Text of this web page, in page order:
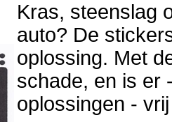
Kras, steenslag
auto? De
oplossing. Met
schade, en is er
oplossingen -